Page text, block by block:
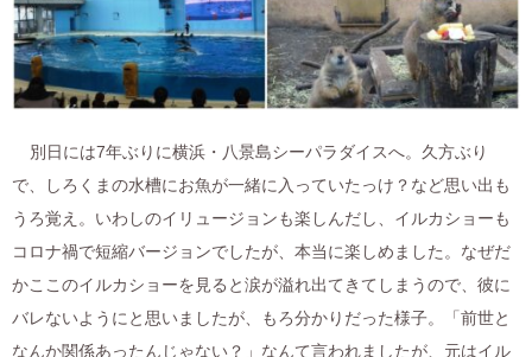
別日には7年ぶりに横浜・八景島シーパラダイスへ。久方ぶり
で、しろくまの水槽にお魚が一緒に入っていたっけ？など思い出も
うろ覚え。いわしのイリュージョンも楽しんだし、イルカショーも
コロナ禍で短縮バージョンでしたが、本当に楽しめました。なぜだ
かここのイルカショーを見ると涙が溢れ出てきてしまうので、彼に
バレないようにと思いましたが、もろ分かりだった様子。「前世と
なんか関係あったんじゃない？」なんて言われましたが、元はイル